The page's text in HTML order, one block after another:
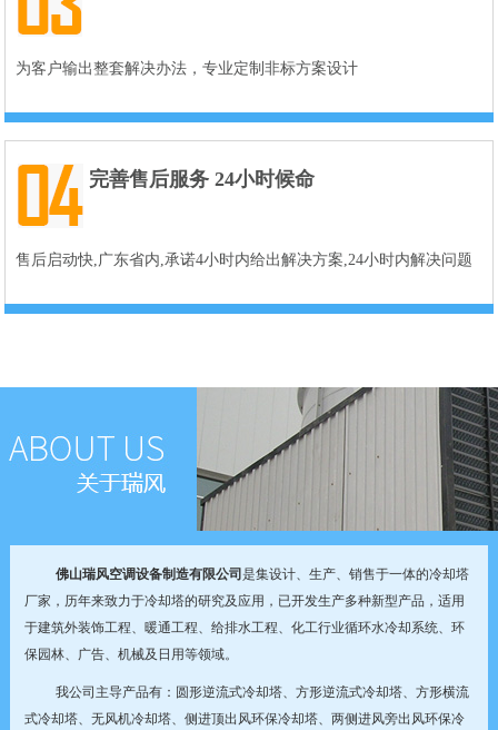
为客户输出整套解决办法，专业定制非标方案设计
完善售后服务 24小时候命
售后启动快,广东省内,承诺4小时内给出解决方案,24小时内解决问题
佛山瑞风空调设备制造有限公司是集设计、生产、销售于一体的冷却塔
厂家，历年来致力于冷却塔的研究及应用，已开发生产多种新型产品，适用
于建筑外装饰工程、暖通工程、给排水工程、化工行业循环水冷却系统、环
保园林、广告、机械及日用等领域。
我公司主导产品有：圆形逆流式冷却塔、方形逆流式冷却塔、方形横流
式冷却塔、无风机冷却塔、侧进顶出风环保冷却塔、两侧进风旁出风环保冷